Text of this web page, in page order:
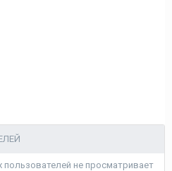
пользователей не просматривает